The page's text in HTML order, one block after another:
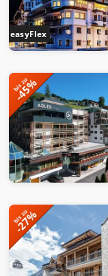
easyFlex
A
n
g
e
b
o
t
bis zu
-45%
bis zu
-27%